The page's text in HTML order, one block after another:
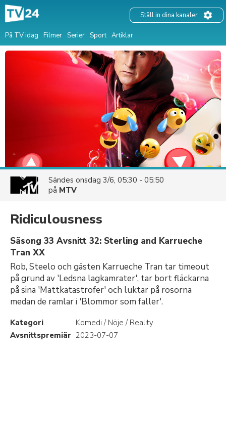
På TV idag Filmer Serier Sport Artiklar
Ställ in dina kanaler
Sändes onsdag 3/6, 05:30 - 05:50
på MTV
Ridiculousness
Säsong 33 Avsnitt 32: Sterling and Karrueche
Tran XX
Rob, Steelo och gästen Karrueche Tran tar timeout
på grund av 'Ledsna lagkamrater', tar bort fläckarna
på sina 'Mattkatastrofer' och luktar på rosorna
medan de ramlar i 'Blommor som faller'.
Kategori
Komedi / Nöje / Reality
Avsnittspremiär 2023-07-07